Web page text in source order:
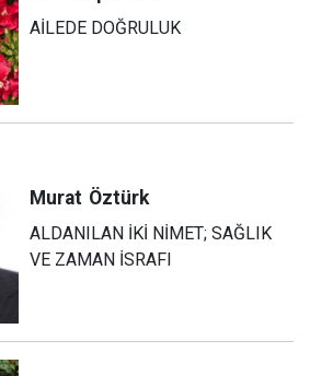
AİLEDE DOĞRULUK
Murat Öztürk
ALDANILAN İKİ NİMET; SAĞLIK
VE ZAMAN İSRAFI